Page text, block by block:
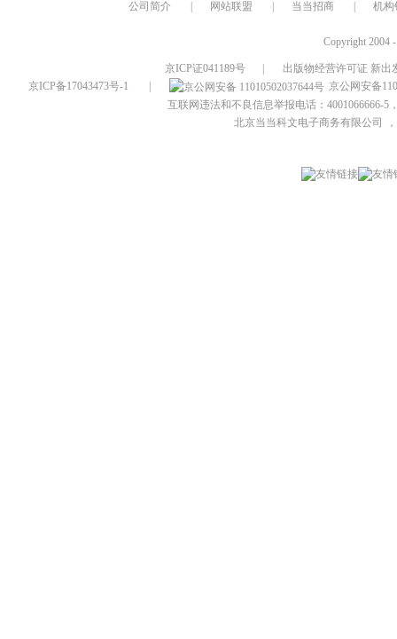
公司简介 网站联盟 当当招商 机构
Copyright 2004
京ICP证041189号
出版物经营许可证 新出
京ICP备17043473号-1
京公网安备
互联网违法和不良信息举报电话：4001066666-5
北京当当科文电子商务有限公司